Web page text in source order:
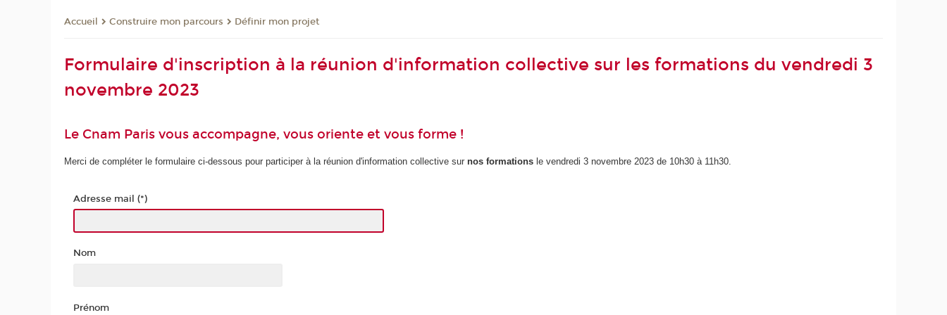
Accueil Construire mon parcours Définir mon projet
Formulaire d'inscription à la réunion d'information collective sur les formations du vendredi 3
novembre 2023
Le Cnam Paris vous accompagne, vous oriente et vous forme !
Merci de compléter le formulaire ci-dessous pour participer à la réunion d'information collective surnos formations le vendredi 3 novembre 2023 de 10h30 à 11h30.
Adresse mail (*)
Nom
Prénom